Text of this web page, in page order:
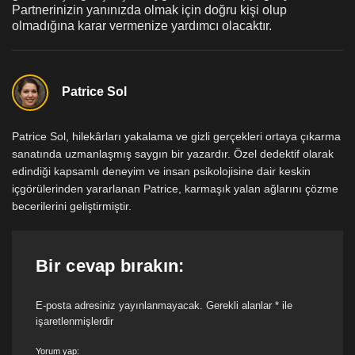
Partnerinizin yanınızda olmak için doğru kişi olup
olmadığına karar vermenize yardımcı olacaktır.
Patrice Sol
Patrice Sol, hilekârları yakalama ve gizli gerçekleri ortaya çıkarma
sanatında uzmanlaşmış saygın bir yazardır. Özel dedektif olarak
edindiği kapsamlı deneyim ve insan psikolojisine dair keskin
içgörülerinden yararlanan Patrice, karmaşık yalan ağlarını çözme
becerilerini geliştirmiştir.
Bir cevap bırakın:
E-posta adresiniz yayınlanmayacak. Gerekli alanlar * ile
işaretlenmişlerdir
Yorum yap: